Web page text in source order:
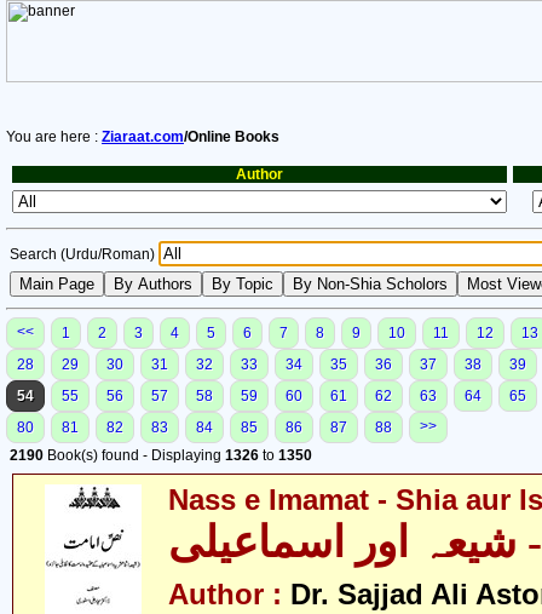
You are here : Ziaraat.com/Online Books
Author
Search (Urdu/Roman)
<< 1 2 3 4 5 6 7 8 9 10 11 12
13
28
29 30 31 32 33 34 35 36 37 38
39
54
55 56 57 58 59 60 61 62 63 64
65
80
81 82 83 84 85 86 87 88
>>
2190 Book(s) found - Displaying 1326 to 1350
Nass e Imamat - Shia aur
اور اسماعیلی
Author : Dr. Sajjad Ali